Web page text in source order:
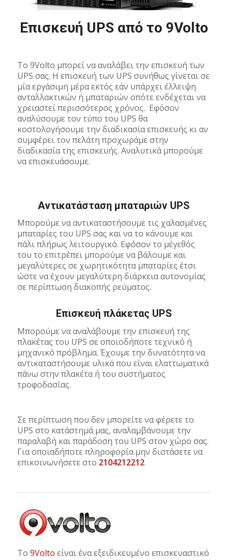
Επισκευή UPS από το 9Volto
Το 9Volto μπορεί να αναλάβει την επισκευή των
UPS σας. Η επισκευή των UPS συνήθως γίνεται σε
μία εργάσιμη μέρα εκτός εάν υπάρχει έλλειψη
ανταλλακτικών ή μπαταριών οπότε ενδέχεται να
χρειαστεί περισσότερος χρόνος. Εφόσον
αναλύσουμε τον τύπο του UPS θα
κοστολογήσουμε την διαδικασία επισκευής κι αν
συμφέρει τον πελάτη προχωράμε στην
διαδικασία της επισκευής. Αναλυτικά μπορούμε
να επισκευάσουμε.
Αντικατάσταση μπαταριών UPS
Μπορούμε να αντικαταστήσουμε τις χαλασμένες
μπαταρίες του UPS σας και να το κάνουμε και
πάλι πλήρως λειτουργικό. Εφόσον το μέγεθός
του το επιτρέπει μπορούμε να βάλουμε και
μεγαλύτερες σε χωρητικότητα μπαταρίες έτσι
ώστε να έχουν μεγαλύτερη διάρκεια αυτονομίας
σε περίπτωση διακοπής ρεύματος.
Επισκευή πλάκετας UPS
Μπορούμε να αναλάβουμε την επισκευή της
πλακέτας του UPS σε οποιοδήποτε τεχνικό ή
μηχανικό πρόβλημα. Έχουμε την δυνατότητα να
αντικαταστήσουμε υλικά που είναι ελαττωματικά
πάνω στην πλακέτα ή του συστήματος
τροφοδοσίας.
Σε περίπτωση που δεν μπορείτε να φέρετε το
UPS στο κατάστημά μας, αναλαμβάνουμε την
παραλαβή και παράδοση του UPS στον χώρο σας.
Για οποιαδήποτε πληροφορία μην διστάσετε να
επικοινωνήσετε στο 2104212212
Το 9Volto είναι ένα εξειδικευμένο επισκευαστικό